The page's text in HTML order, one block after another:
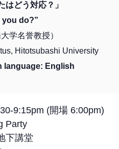
どう対応？」
you do?”
学名誉教授）
Hitotsubashi University
language: English
9:15pm (開場 6:00pm)
Party
下講堂